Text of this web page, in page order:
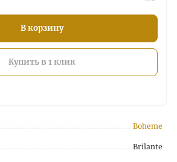
В корзину
Купить в 1 клик
Boheme
Brilante